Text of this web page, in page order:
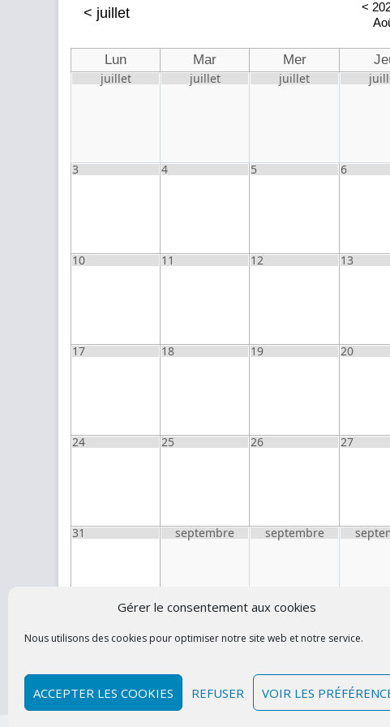
Gérer le consentement aux cookies
Nous utilisons des cookies pour optimiser notre site web et notre service.
ACCEPTER LES COOKIES REFUSER VOIR LES
< juillet <
Lun Mar Mer
juillet
juillet juillet
3 4 5 6
10 11 12 13
17 18 19 20
24 25 26 27
31 septembre septembre
Contactez-nous